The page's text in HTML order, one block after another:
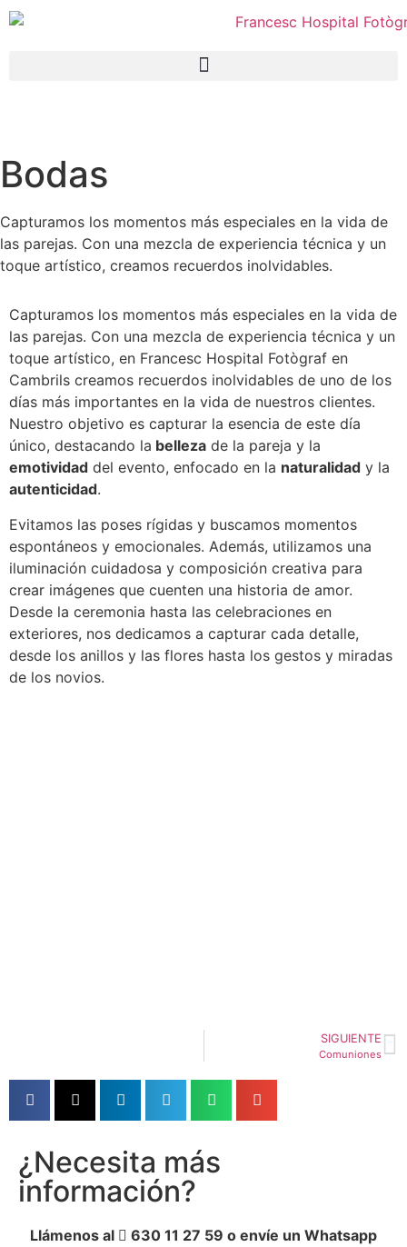
Bodas
Capturamos los momentos más especiales en la vida de
las parejas. Con una mezcla de experiencia técnica y un
toque artístico, creamos recuerdos inolvidables.
Capturamos los momentos más especiales en la vida de
las parejas. Con una mezcla de experiencia técnica y un
toque artístico, en Francesc Hospital Fotògraf en
Cambrils creamos recuerdos inolvidables de uno de los
días más importantes en la vida de nuestros clientes.
Nuestro objetivo es capturar la esencia de este día
único, destacando la belleza de la pareja y la
emotividad del evento, enfocado en la naturalidad y la
autenticidad.
Evitamos las poses rígidas y buscamos momentos
espontáneos y emocionales. Además, utilizamos una
iluminación cuidadosa y composición creativa para
crear imágenes que cuenten una historia de amor.
Desde la ceremonia hasta las celebraciones en
exteriores, nos dedicamos a capturar cada detalle,
desde los anillos y las flores hasta los gestos y miradas
de los novios.
SIGUIENTE
Comuniones
¿Necesita más
información?
Llámenos al
630 11 27 59 o envíe un Whatsapp